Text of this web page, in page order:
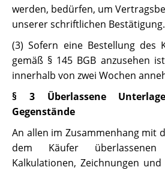
werden, bedürfen, um
unserer schriftlichen Bestätigung.
(3) Sofern eine Bestellung des
gemäß § 145 BGB anzusehen
innerhalb von zwei Wochen
§ 3 Überlassene
Gegenstände
An allen im Zusammenhang mit
dem Käufer
Kalkulationen, Zeichnungen